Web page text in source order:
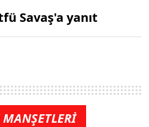
Savaş'a yanıt